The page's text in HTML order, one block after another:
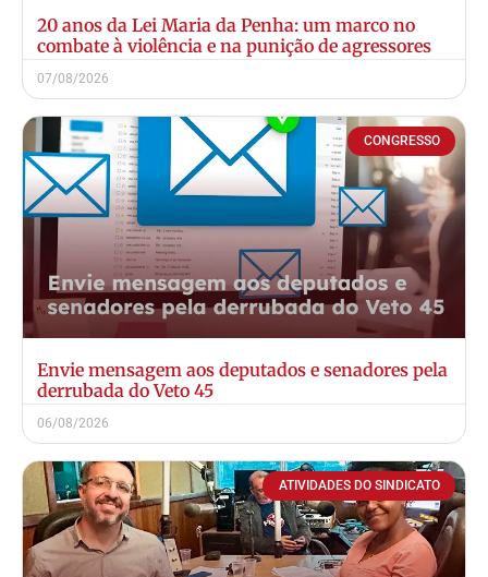
20 anos da Lei Maria da Penha: um marco no
combate à violência e na punição de agressores
07/08/2026
CONGRESSO
Envie mensagem aos deputados e senadores pela
derrubada do Veto 45
06/08/2026
ATIVIDADES DO SINDICATO